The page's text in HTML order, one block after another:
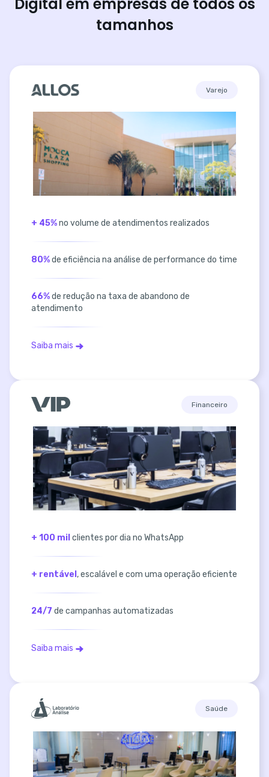
tamanhos
Varejo
+ 45%no volume de atendimentos realizados
80%de eficiência na análise de performance do time
66%de redução na taxa de abandono de
atendimento
Saiba mais
Financeiro
+ 100 mil clientes por dia no WhatsApp
+ rentável , escalável e com uma operação eficiente
24/7 de campanhas automatizadas
Saiba mais
Saúde